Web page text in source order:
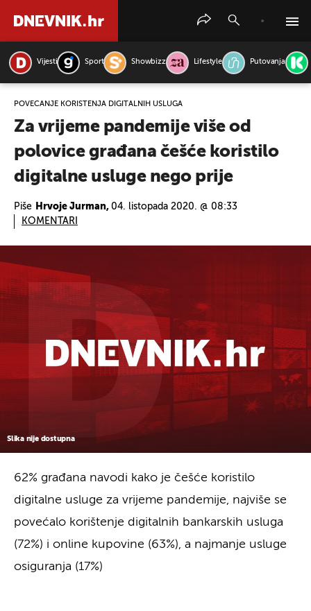
Vijesti Sport Showbizz Lifestyle Putovanja
POVEĆANJE KORIŠTENJA DIGITALNIH USLUGA
Za vrijeme pandemije više od
polovice građana češće koristilo
digitalne usluge nego prije
Piše Hrvoje Jurman, 04. listopada 2020. @ 08:33
KOMENTARI
Slika nije dostupna
62% građana navodi kako je češće koristilo
digitalne usluge za vrijeme pandemije, najviše se
povećalo korištenje digitalnih bankarskih usluga
(72%) i online kupovine (63%), a najmanje usluge
osiguranja (17%)
PRETRAŽITE VIJESTI